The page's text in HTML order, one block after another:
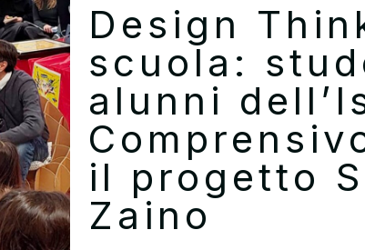
Design
scuola:
alunni
il progetto
Zaino